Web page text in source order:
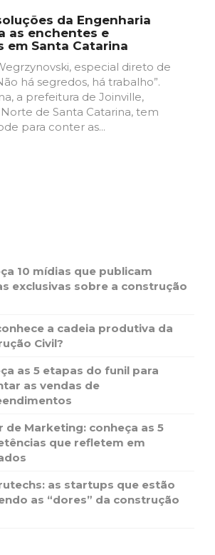
da Engenharia
as enchentes e
em Santa Catarina
especial direto de
há segredos, há trabalho”.
a prefeitura de Joinville,
de Santa Catarina, tem
para conter as...
10 mídias que publicam
​exclusivas sobre​ ​a construção​
a cadeia produtiva da
Civil?
as 5 etapas do funil para
as vendas de
de Marketing: conheça as 5
que refletem em
as startups que estão
as “dores” da construção